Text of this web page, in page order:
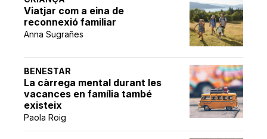
Viatjar com a eina de
reconnexió familiar
Anna Sugrañes
BENESTAR
La càrrega mental durant les
vacances en família també
existeix
Paola Roig